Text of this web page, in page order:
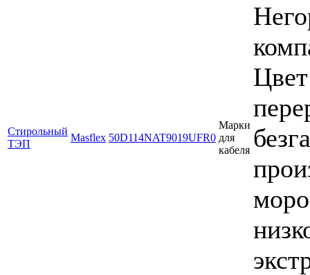
Стирольный
ТЭП
Masflex 50D114NAT9019UFR0
Марки
для
кабеля